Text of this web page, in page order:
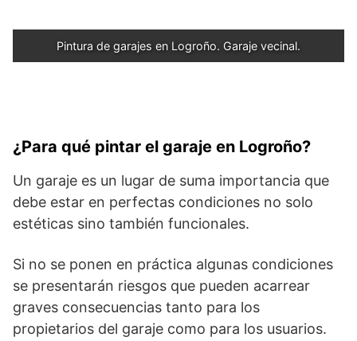
Pintura de garajes en Logroño. Garaje vecinal.
¿Para qué pintar el garaje en Logroño?
Un garaje es un lugar de suma importancia que
debe estar en perfectas condiciones no solo
estéticas sino también funcionales.
Si no se ponen en práctica algunas condiciones
se presentarán riesgos que pueden acarrear
graves consecuencias tanto para los
propietarios del garaje como para los usuarios.